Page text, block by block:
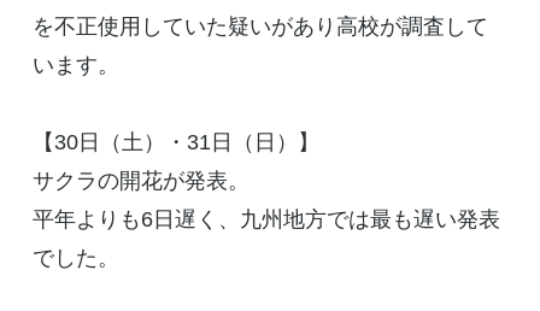
を不正使用していた疑いがあり高校が調査して
います。
【30日（土）・31日（日）】
サクラの開花が発表。
平年よりも6日遅く、九州地方では最も遅い発表
でした。